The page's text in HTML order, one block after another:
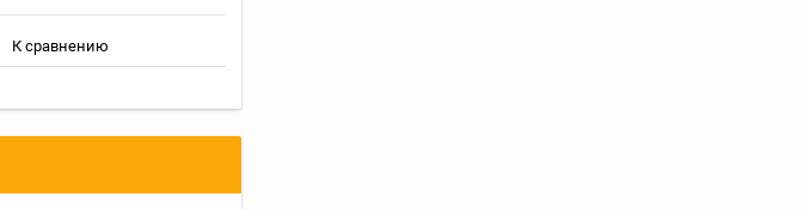
К сравнению